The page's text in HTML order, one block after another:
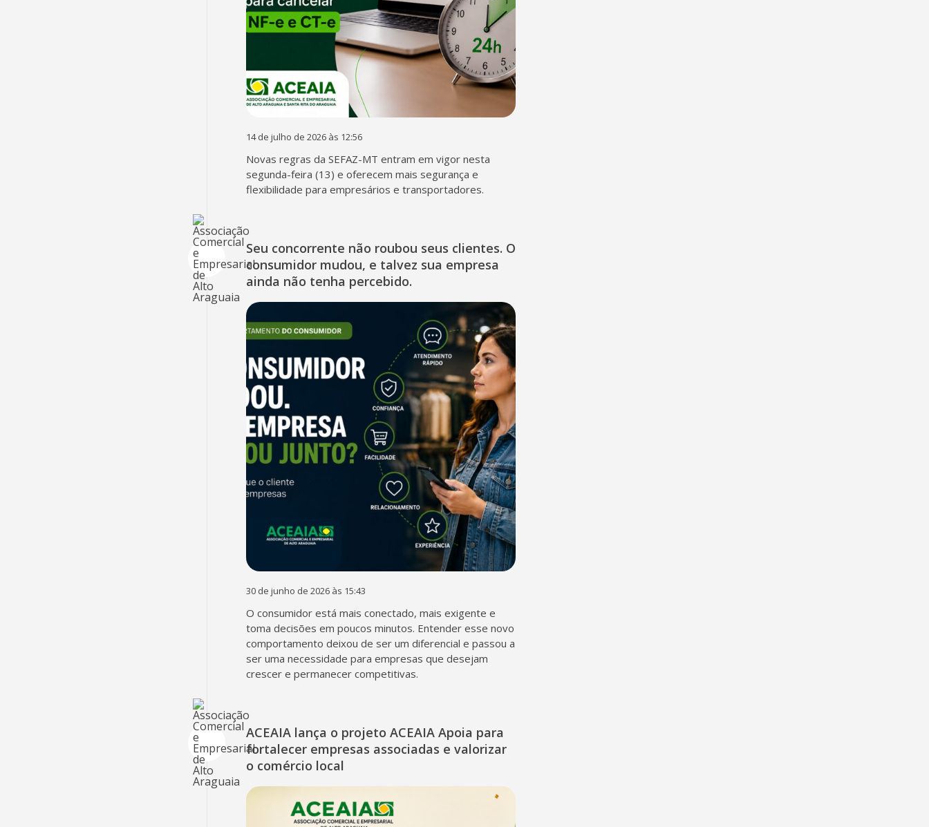
14 de julho de 2026 às 12:56
Novas regras da SEFAZ-MT entram em vigor nesta
segunda-feira (13) e oferecem mais segurança e
flexibilidade para empresários e transportadores.
Seu concorrente não roubou seus clientes. O
consumidor mudou, e talvez sua empresa
ainda não tenha percebido.
30 de junho de 2026 às 15:43
O consumidor está mais conectado, mais exigente e
toma decisões em poucos minutos. Entender esse novo
comportamento deixou de ser um diferencial e passou a
ser uma necessidade para empresas que desejam
crescer e permanecer competitivas.
ACEAIA lança o projeto ACEAIA Apoia para
fortalecer empresas associadas e valorizar
o comércio local